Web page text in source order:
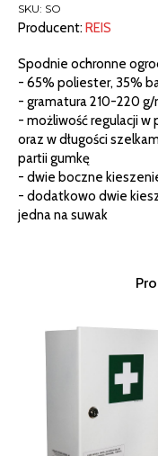
SKU: SO
Producent:REIS
Spodnie ochronne
- 65% poliester, 35%
- gramatura 210-220 g/
- możliwość regulacji
oraz w długości
partii gumkę
- dwie boczne
- dodatkowo dwie
jedna na suwak